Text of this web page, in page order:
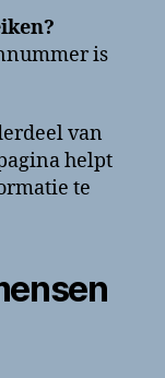
is
van
helpt
te